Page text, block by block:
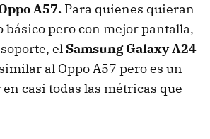
A57. Para quienes quieran
básico pero con mejor pantalla,
el Samsung Galaxy A24
al Oppo A57 pero es un
casi todas las métricas que